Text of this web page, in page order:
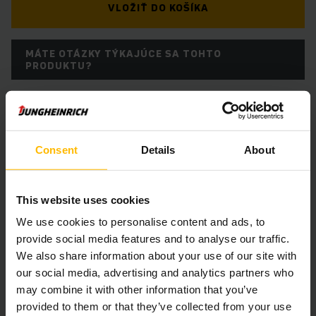
Consent Details About
This website uses cookies
We use cookies to personalise content and ads, to
provide social media features and to analyse our traffic.
We also share information about your use of our site with
our social media, advertising and analytics partners who
may combine it with other information that you’ve
provided to them or that they’ve collected from your use
VLOŽIŤ DO KOŠÍKA
MÁTE OTÁZKY TÝKAJÚCE SA TOHTO
PRODUKTU?
Informácie o výrobku
Nasledujúca časť poskytuje komplexný prehľad technických
špecifikácií a vybavenia vozidla.
Technické údaje
Batéria
Oloveno-kyselinová, 24 V /
250 Ah